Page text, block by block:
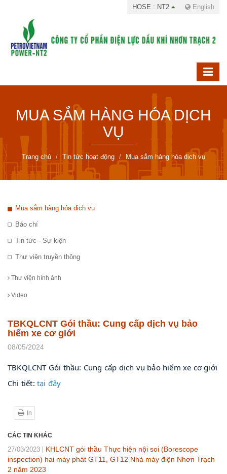
HOSE : NT2 English
MUA SẮM HÀNG HÓA DỊCH
VỤ
Trang chủ Tin tức hoạt động Mua sắm hàng hóa dịch vụ
Mua sắm hàng hóa dịch vụ
Báo chí
Tin tức - Sự kiện
Thư viện truyền thông
Thư viện hình ảnh
Video
TBKQLCNT Gói thầu: Cung cấp dịch vụ bảo
hiểm xe cơ giới
08/05/2024
TBKQLCNT Gói thầu: Cung cấp dịch vụ bảo hiểm xe cơ giới
Chi tiết: tại đây
In
CÁC TIN KHÁC
27/03/2023
KHLCNT gói thầu Thực hiện nội soi (Borescope
inspection) hai máy phát GT11, GT12 Nhà máy điện Nhơn Trạch
2 năm 2023